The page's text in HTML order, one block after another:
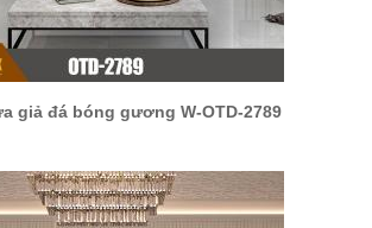
giả đá bóng gương W-OTD-2789